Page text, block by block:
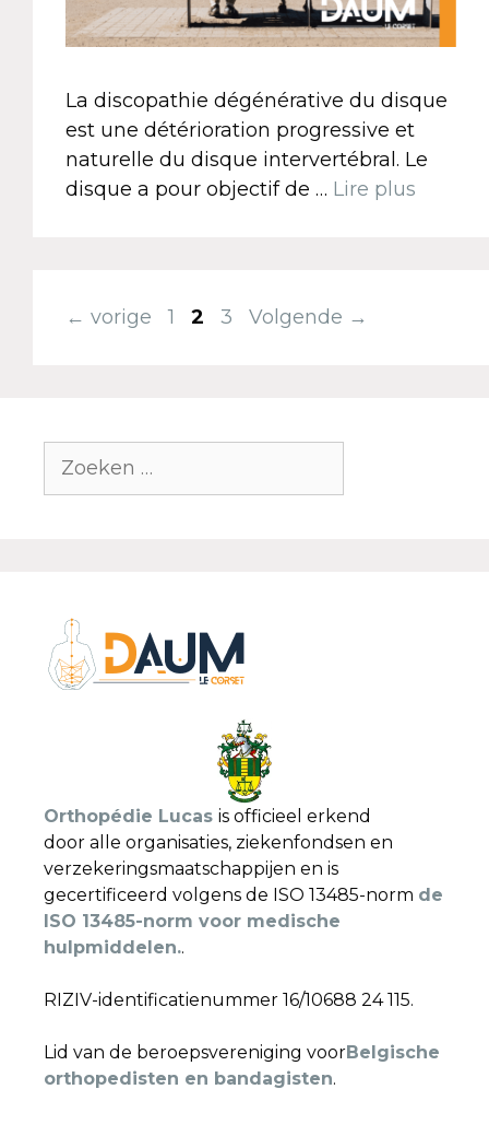
La discopathie dégénérative du disque
est une détérioration progressive et
naturelle du disque intervertébral. Le
disque a pour objectif de … Lire plus
← vorige 1 2 3 Volgende →
Orthopédie Lucas is officieel erkend
door alle organisaties, ziekenfondsen en
verzekeringsmaatschappijen en is
gecertificeerd volgens de ISO 13485-norm de
ISO 13485-norm voor medische
hulpmiddelen..
RIZIV-identificatienummer 16/10688 24 115.
Lid van de beroepsvereniging voorBelgische
orthopedisten en bandagisten.